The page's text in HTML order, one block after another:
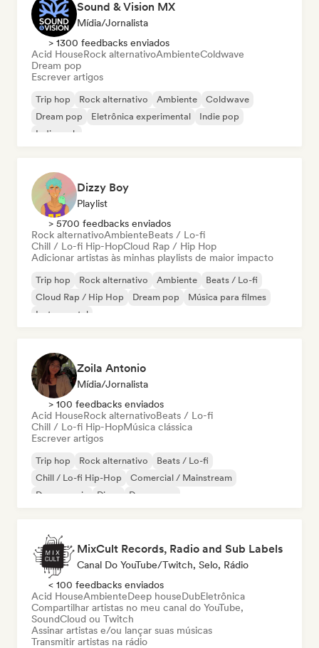
Sound & Vision MX
Mídia/Jornalista
> 1300 feedbacks enviados
Acid HouseRock alternativoAmbienteColdwave
Dream pop
Escrever artigos
Trip hop Rock alternativo Ambiente
Coldwave
Dream pop
Eletrônica experimental
Indie pop
Indie rock
Dizzy Boy
Playlist
> 5700 feedbacks enviados
Rock alternativoAmbienteBeats / Lo-fi
Chill / Lo-fi Hip-HopCloud Rap / Hip Hop
Adicionar artistas às minhas playlists de maior impacto
Trip hop Rock alternativo Ambiente
Beats / Lo-fi
Cloud Rap / Hip Hop
Dream pop
Música para filmes
Instrumental
Zoila Antonio
Mídia/Jornalista
> 100 feedbacks enviados
Acid HouseRock alternativoBeats / Lo-fi
Chill / Lo-fi Hip-HopMúsica clássica
Escrever artigos
Trip hop Rock alternativo
Beats / Lo-fi
Chill / Lo-fi Hip-Hop
Comercial / Mainstream
Dance music
Disco Dream pop
MixCult Records, Radio and Sub Labels
Canal Do YouTube/Twitch, Selo, Rádio
< 100 feedbacks enviados
Acid HouseAmbienteDeep houseDubEletrônica
Compartilhar artistas no meu canal do YouTube,
SoundCloud ou Twitch
Assinar artistas e/ou lançar suas músicas
Transmitir artistas na rádio